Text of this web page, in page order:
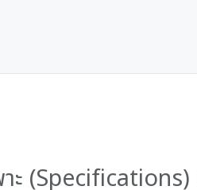
(Specifications)